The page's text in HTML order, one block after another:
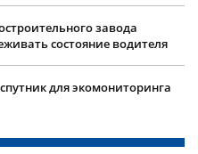
завода
состояние водителя
для экомониторинга